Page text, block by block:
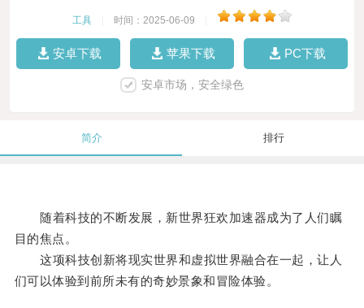
工具 时间：2025-06-09
安卓下载 苹果下载 PC下载
安卓市场，安全绿色
简介 排行
随着科技的不断发展，新世界狂欢加速器成为了人们瞩
目的焦点。
这项科技创新将现实世界和虚拟世界融合在一起，让人
们可以体验到前所未有的奇妙景象和冒险体验。